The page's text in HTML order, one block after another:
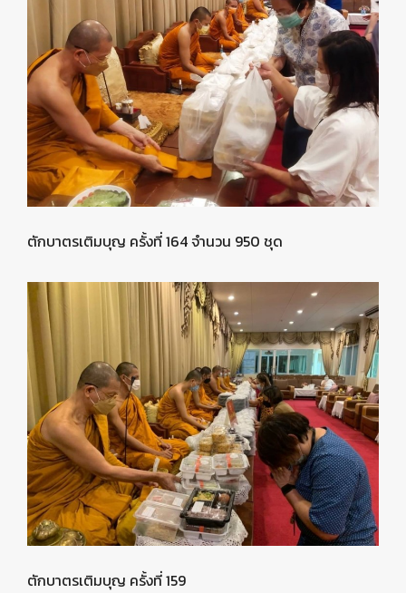
ตักบาตรเติมบุญ ครั้งที่ 164 จำนวน 950 ชุด
ตักบาตรเติมบุญ ครั้งที่ 159